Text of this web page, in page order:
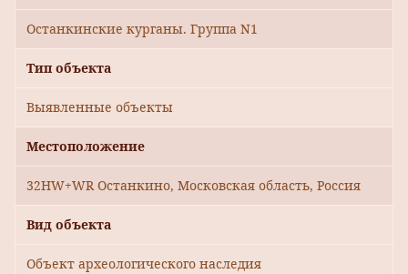
Останкинские курганы. Группа N1
Тип объекта
Выявленные объекты
Местоположение
32HW+WR Останкино, Московская область, Россия
Вид объекта
Объект археологического наследия